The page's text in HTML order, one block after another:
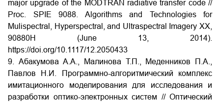
major upgrade of the MODTRAN radiative transfer code //
Proc. SPIE 9088. Algorithms and Technologies for
Mulispectral, Hyperspectral, and Ultraspectral Imagery XX,
90880H (June 13, 2014).
https://doi.org/10.1117/12.2050433
9. Абакумова А.А., Малинова Т.П., Меденников П.А.,
Павлов Н.И. Программно-алгоритмический комплекс
имитационного моделирования для исследования и
разработки оптико-электронных систем // Оптический